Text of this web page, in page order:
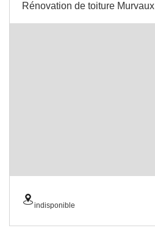
Rénovation de toiture Murvaux
indisponible